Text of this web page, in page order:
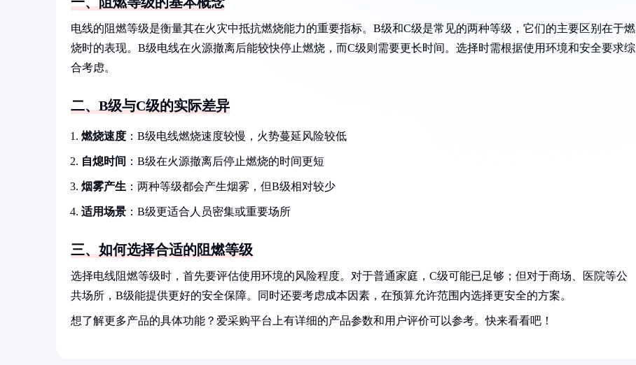
电线的阻燃等级是衡量其在火灾中抵抗燃烧能力的重要指标。B级和C级是常见的两种等级，它们的主要区别在于燃
烧时的表现。B级电线在火源撤离后能较快停止燃烧，而C级则需要更长时间。选择时需根据使用环境和安全要求综
合考虑。
二、B级与C级的实际差异
燃烧速度 ：B级电线燃烧速度较慢，火势蔓延风险较低
自熄时间 ：B级在火源撤离后停止燃烧的时间更短
烟雾产生 ：两种等级都会产生烟雾，但B级相对较少
适用场景 ：B级更适合人员密集或重要场所
三、如何选择合适的阻燃等级
选择电线阻燃等级时，首先要评估使用环境的风险程度。对于普通家庭，C级可能已足够；但对于商场、医院等公
共场所，B级能提供更好的安全保障。同时还要考虑成本因素，在预算允许范围内选择更安全的方案。
想了解更多产品的具体功能？爱采购平台上有详细的产品参数和用户评价可以参考。快来看看吧！